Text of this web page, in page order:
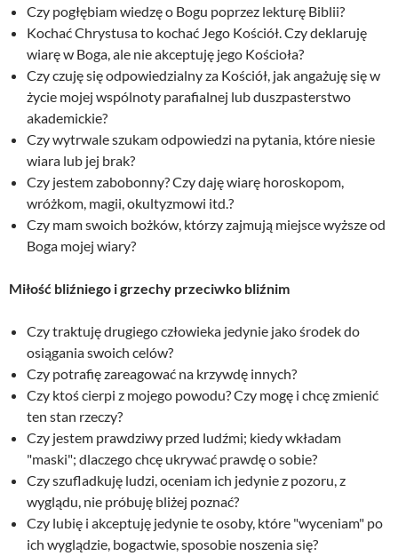
Czy pogłębiam wiedzę o Bogu poprzez lekturę Biblii?
Kochać Chrystusa to kochać Jego Kościół. Czy deklaruję
wiarę w Boga, ale nie akceptuję jego Kościoła?
Czy czuję się odpowiedzialny za Kościół, jak angażuję się w
życie mojej wspólnoty parafialnej lub duszpasterstwo
akademickie?
Czy wytrwale szukam odpowiedzi na pytania, które niesie
wiara lub jej brak?
Czy jestem zabobonny? Czy daję wiarę horoskopom,
wróżkom, magii, okultyzmowi itd.?
Czy mam swoich bożków, którzy zajmują miejsce wyższe od
Boga mojej wiary?
Miłość bliźniego i grzechy przeciwko bliźnim
Czy traktuję drugiego człowieka jedynie jako środek do
osiągania swoich celów?
Czy potrafię zareagować na krzywdę innych?
Czy ktoś cierpi z mojego powodu? Czy mogę i chcę zmienić
ten stan rzeczy?
Czy jestem prawdziwy przed ludźmi; kiedy wkładam
"maski"; dlaczego chcę ukrywać prawdę o sobie?
Czy szufladkuję ludzi, oceniam ich jedynie z pozoru, z
wyglądu, nie próbuję bliżej poznać?
Czy lubię i akceptuję jedynie te osoby, które "wyceniam" po
ich wyglądzie, bogactwie, sposobie noszenia się?